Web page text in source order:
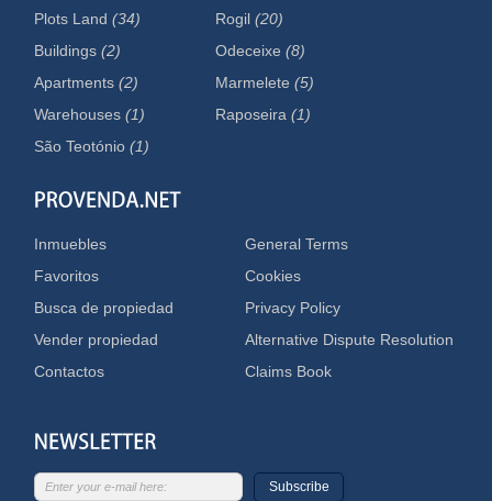
Plots Land(34)
Buildings(2)
Apartments(2)
Warehouses(1)
Rogil(20)
Odeceixe(8)
Marmelete(5)
Raposeira(1)
São Teotónio(1)
Inmuebles
Favoritos
Busca de propiedad
Vender propiedad
Contactos
General Terms
Cookies
Privacy Policy
Alternative Dispute Resolution
Claims Book
Subscribe